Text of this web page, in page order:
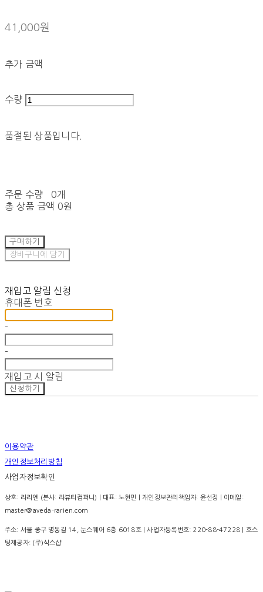
41,000원
추가 금액
수량
품절된 상품입니다.
주문 수량
0개
총 상품 금액 0원
구매하기
장바구니에 담기
재입고 알림 신청
휴대폰 번호
-
-
재입고 시 알림
신청하기
이용약관
개인정보처리방침
사업자정보확인
상호: 라리엔 (본사: 라뷰티컴퍼니) | 대표: 노현민 | 개인정보관리책임자: 윤선정 | 이메일:
master@aveda-rarien.com
주소: 서울 중구 명동길 14, 눈스퀘어 6층 6018호 | 사업자등록번호: 220-88-47228 | 호스
팅제공자: (주)식스샵